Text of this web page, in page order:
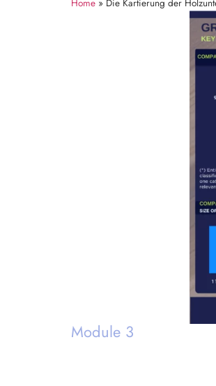
Home » Die Kartierung der
Module 3